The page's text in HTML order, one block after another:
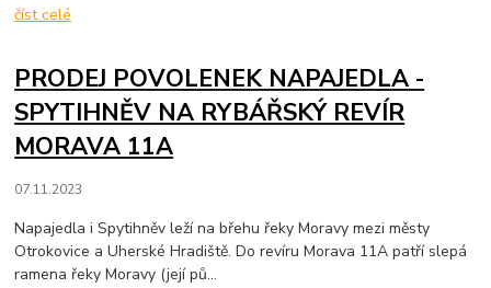
číst celé
PRODEJ POVOLENEK NAPAJEDLA -
SPYTIHNĚV NA RYBÁŘSKÝ REVÍR
MORAVA 11A
07.11.2023
Napajedla i Spytihněv leží na břehu řeky Moravy mezi městy
Otrokovice a Uherské Hradiště. Do revíru Morava 11A patří slepá
ramena řeky Moravy (její pů...